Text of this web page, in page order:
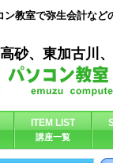
ン教室で弥生会計など
砂、東加古川
ITEM LIST
講座一覧